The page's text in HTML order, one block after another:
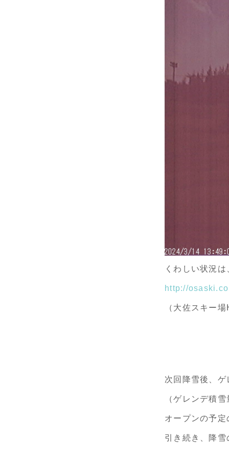
くわしい状況
http://
（大佐スキー
次回降雪後、ゲ
（ゲレンデ積
オープンの予定
引き続き、降雪